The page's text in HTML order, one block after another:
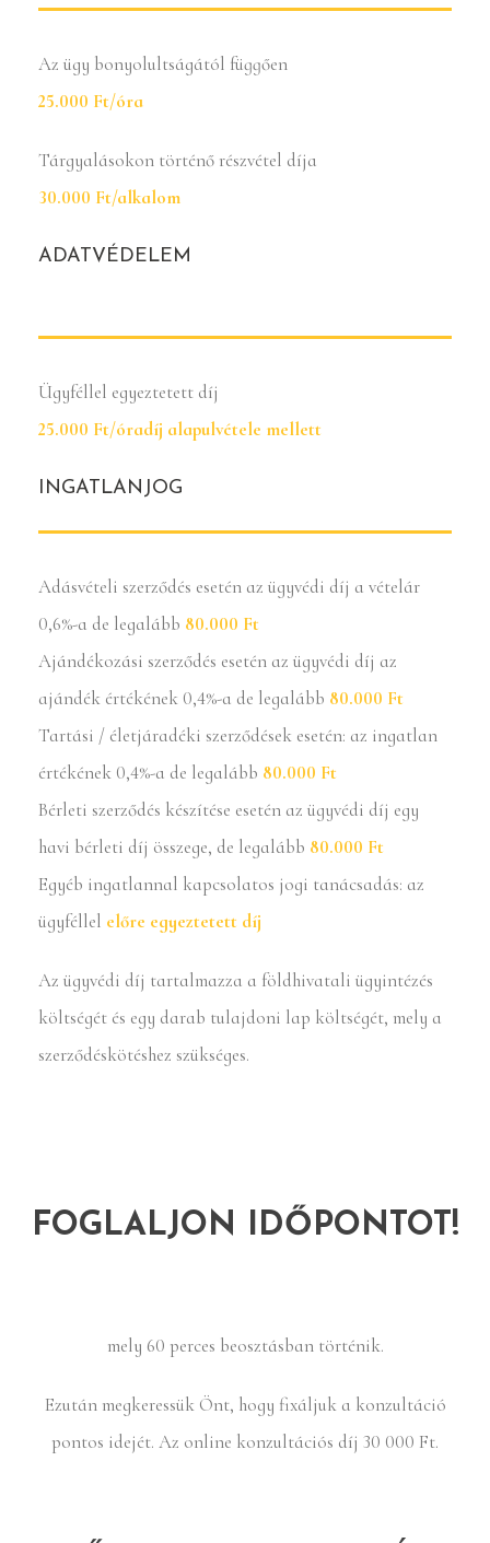
Az ügy bonyolultságától függően
25.000 Ft/óra
Tárgyalásokon történő részvétel díja
30.000 Ft/alkalom
ADATVÉDELEM
Ügyféllel egyeztetett díj
25.000 Ft/óradíj alapulvétele mellett
INGATLANJOG
Adásvételi szerződés esetén az ügyvédi díj a vételár
0,6%-a de legalább 80.000 Ft
Ajándékozási szerződés esetén az ügyvédi díj az
ajándék értékének 0,4%-a de legalább 80.000 Ft
Tartási / életjáradéki szerződések esetén: az ingatlan
értékének 0,4%-a de legalább 80.000 Ft
Bérleti szerződés készítése esetén az ügyvédi díj egy
havi bérleti díj összege, de legalább 80.000 Ft
Egyéb ingatlannal kapcsolatos jogi tanácsadás: az
ügyféllel előre egyeztetett díj
Az ügyvédi díj tartalmazza a földhivatali ügyintézés
költségét és egy darab tulajdoni lap költségét, mely a
szerződéskötéshez szükséges.
FOGLALJON IDŐPONTOT!
mely 60 perces beosztásban történik.
Ezután megkeressük Önt, hogy fixáljuk a konzultáció
pontos idejét. Az online konzultációs díj 30 000 Ft.